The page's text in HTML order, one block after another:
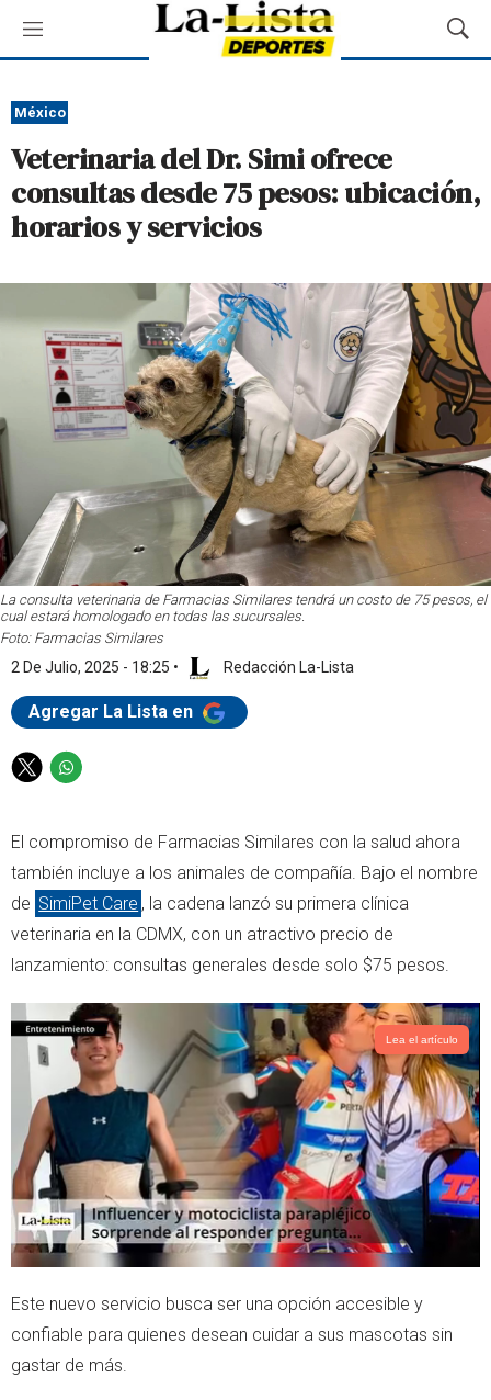
M
e
ú
M
o
B
u
e
d
a
México
Veterinaria del Dr. Simi ofrece
consultas desde 75 pesos: ubicación,
horarios y servicios
La consulta veterinaria de Farmacias Similares tendrá un costo de 75 pesos, el
cual estará homologado en todas las sucursales.
Foto: Farmacias Similares
2 De Julio, 2025 - 18:25 • Redacción La-Lista
Agregar La Lista en
T
t
t
e
r
W
t
s
a
p
p
El compromiso de Farmacias Similares con la salud ahora
también incluye a los animales de compañía. Bajo el nombre
de SimiPet Care , la cadena lanzó su primera clínica
veterinaria en la CDMX, con un atractivo precio de
lanzamiento: consultas generales desde solo $75 pesos.
Lea el artículo
Este nuevo servicio busca ser una opción accesible y
confiable para quienes desean cuidar a sus mascotas sin
gastar de más.